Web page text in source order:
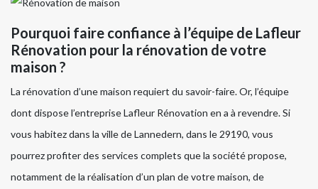
Pourquoi faire confiance à l’équipe de Lafleur
Rénovation pour la rénovation de votre
maison ?
La rénovation d’une maison requiert du savoir-faire. Or, l’équipe
dont dispose l’entreprise Lafleur Rénovation en a à revendre. Si
vous habitez dans la ville de Lannedern, dans le 29190, vous
pourrez profiter des services complets que la société propose,
notamment de la réalisation d’un plan de votre maison, de